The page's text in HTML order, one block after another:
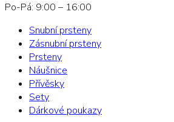
Po-Pá: 9:00 – 16:00
Snubní prsteny
Zásnubní prsteny
Prsteny
Náušnice
Přívěsky
Sety
Dárkové poukazy